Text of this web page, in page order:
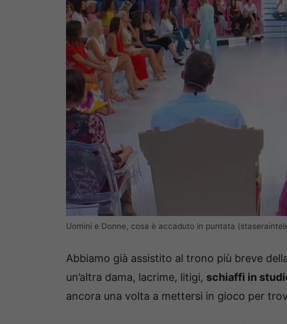
Uomini e Donne, cosa è accaduto in puntata
Abbiamo già assistito al trono più breve
un’altra dama, lacrime, litigi, schiaffi in
ancora una volta a mettersi in gioco per